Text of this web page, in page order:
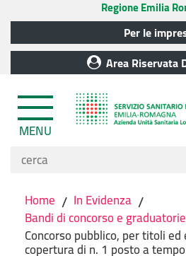
Regione Emilia
Per le
Area Riservata
MENU
Home / In Evidenza /
Bandi di concorso e graduatorie
Concorso pubblico, per titoli
copertura di n. 1 posto a